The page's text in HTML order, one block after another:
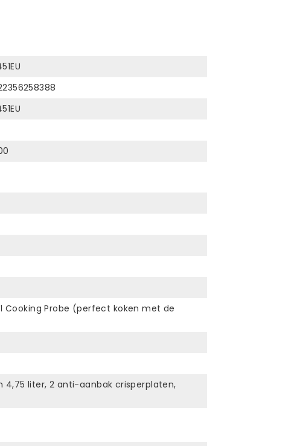
Cooking Probe (perfect koken met de
4,75 liter, 2 anti-aanbak crisperplaten,